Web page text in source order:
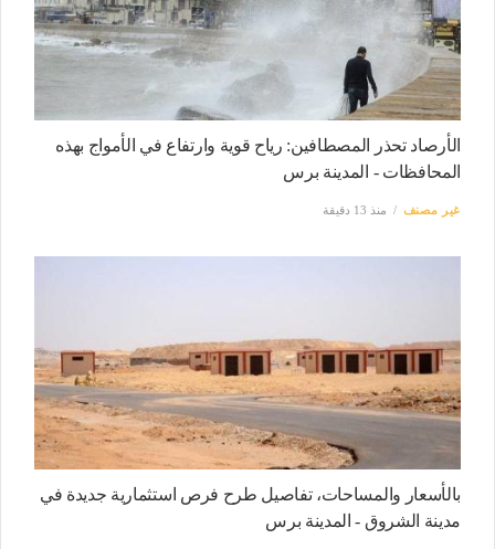
الأرصاد تحذر المصطافين: رياح قوية وارتفاع في الأمواج بهذه
المحافظات - المدينة برس
غير مصنف منذ 13 دقيقة
بالأسعار والمساحات، تفاصيل طرح فرص استثمارية جديدة في
مدينة الشروق - المدينة برس